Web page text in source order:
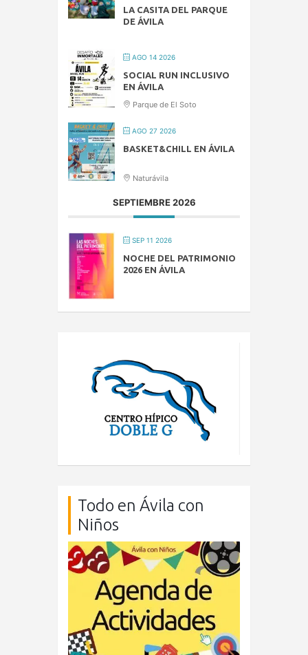
LA CASITA DEL PARQUE
DE ÁVILA
AGO 14 2026
SOCIAL RUN INCLUSIVO
EN ÁVILA
Parque de El Soto
AGO 27 2026
BASKET&CHILL EN ÁVILA
Naturávila
SEPTIEMBRE 2026
SEP 11 2026
NOCHE DEL PATRIMONIO
2026 EN ÁVILA
Todo en Ávila con
Niños